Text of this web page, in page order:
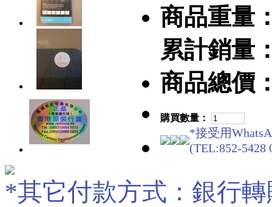
商品重量
累計銷量
商品總價
購買數量：
*接受用
(TEL:852-5428
*其它付款方式：銀行轉